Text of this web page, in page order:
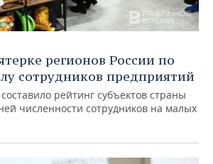
регионов России по
сотрудников предприятий
рейтинг субъектов страны
численности сотрудников на малых